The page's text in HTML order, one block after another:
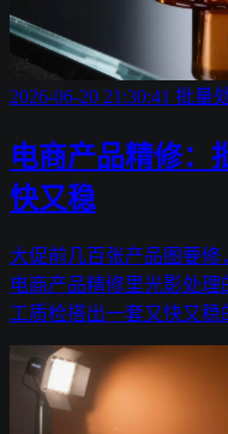
2026-06-20 21:30:41 批量
电商产品精修：
快又稳
大促前几百张产品图要
电商产品精修里光影处
工质检搭出一套又快又稳